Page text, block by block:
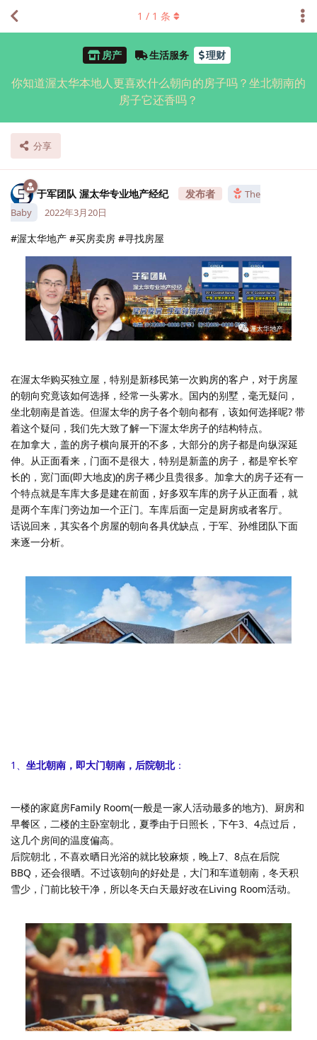
房产 生活服务 理财
你知道渥太华本地人更喜欢什么朝向的房子吗？坐北朝南的
房子它还香吗？
分享
1 / 1 条
于军团队 渥太华专业地产经纪
The
Baby
2022年3月20日
#渥太华地产 #买房卖房 #寻找房屋
在渥太华购买独立屋，特别是新移民第一次购房的客户，对于房屋
的朝向究竟该如何选择，经常一头雾水。国内的别墅，毫无疑问，
坐北朝南是首选。但渥太华的房子各个朝向都有，该如何选择呢? 带
着这个疑问，我们先大致了解一下渥太华房子的结构特点。
在加拿大，盖的房子横向展开的不多，大部分的房子都是向纵深延
伸。从正面看来，门面不是很大，特别是新盖的房子，都是窄长窄
长的，宽门面(即大地皮)的房子稀少且贵很多。加拿大的房子还有一
个特点就是车库大多是建在前面，好多双车库的房子从正面看，就
是两个车库门旁边加一个正门。车库后面一定是厨房或者客厅。
话说回来，其实各个房屋的朝向各具优缺点，于军、孙维团队下面
来逐一分析。
1、 坐北朝南，即大门朝南，后院朝北：
一楼的家庭房Family Room(一般是一家人活动最多的地方)、厨房和
早餐区，二楼的主卧室朝北，夏季由于日照长，下午3、4点过后，
这几个房间的温度偏高。
后院朝北，不喜欢晒日光浴的就比较麻烦，晚上7、8点在后院
BBQ，还会很晒。不过该朝向的好处是，大门和车道朝南，冬天积
雪少，门前比较干净，所以冬天白天最好改在Living Room活动。